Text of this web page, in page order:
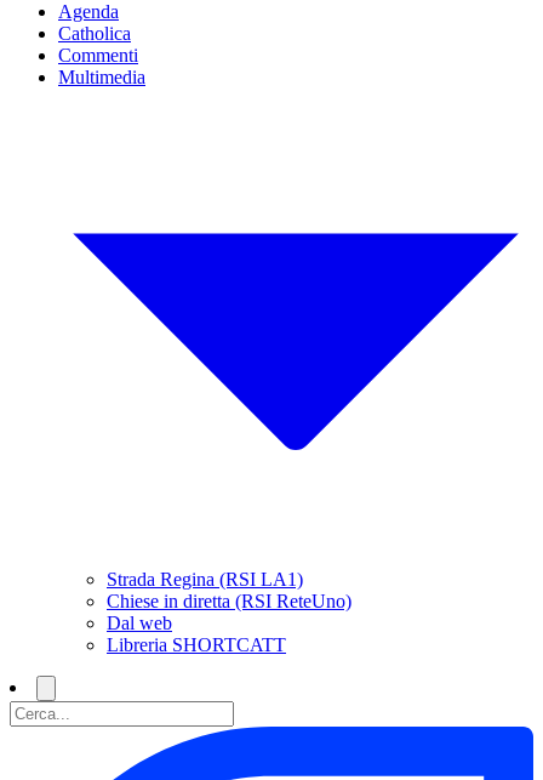
Agenda
Catholica
Commenti
Multimedia
Strada Regina (RSI LA1)
Chiese in diretta (RSI ReteUno)
Dal web
Libreria SHORTCATT